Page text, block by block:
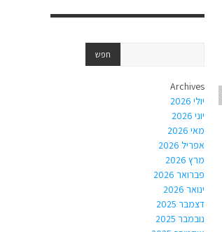
Archives
יולי 2026
יוני 2026
מאי 2026
אפריל 2026
מרץ 2026
פברואר 2026
ינואר 2026
דצמבר 2025
נובמבר 2025